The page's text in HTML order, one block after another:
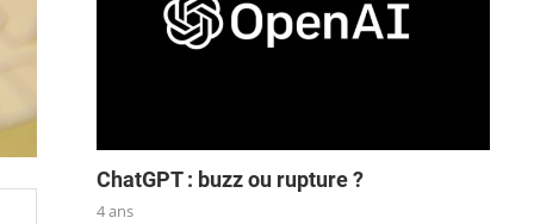
ChatGPT : buzz ou rupture ?
4 ans